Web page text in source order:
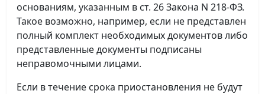
основаниям, указанным в ст. 26 Закона N 218-ФЗ.
Такое возможно, например, если не представлен
полный комплект необходимых документов либо
представленные документы подписаны
неправомочными лицами.
Если в течение срока приостановления не будут